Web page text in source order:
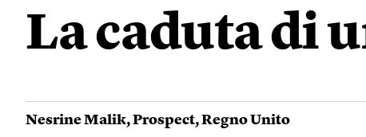
La caduta di
Nesrine Malik,Prospect,Regno Unito